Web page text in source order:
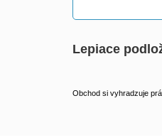
Lepiace
Obchod si vyhradzuje